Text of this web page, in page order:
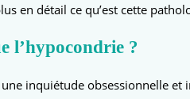
en détail ce qu’est cette
l’hypocondrie ?
inquiétude obsessionnelle